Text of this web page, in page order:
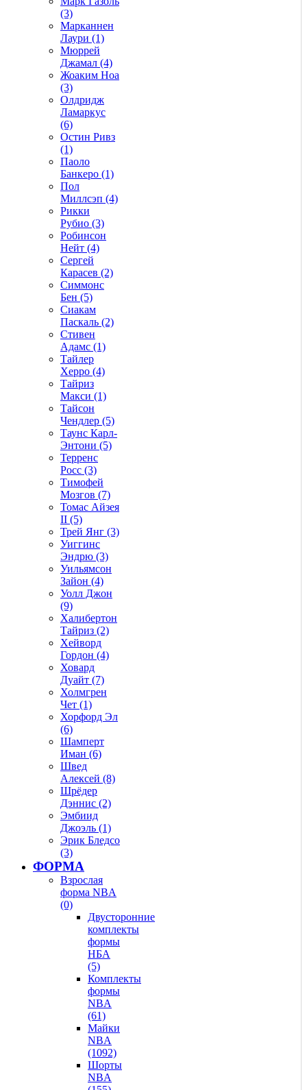
(3)
Марканнен
Лаури (1)
Мюррей
Джамал (4)
Жоаким Ноа
(3)
Олдридж
Ламаркус
(6)
Остин Ривз
(1)
Паоло
Банкеро (1)
Пол
Миллсэп (4)
Рикки
Рубио (3)
Робинсон
Нейт (4)
Сергей
Карасев (2)
Симмонс
Бен (5)
Сиакам
Паскаль (2)
Стивен
Адамс (1)
Тайлер
Херро (4)
Тайриз
Макси (1)
Тайсон
Чендлер (5)
Таунс Карл-
Энтони (5)
Терренс
Росс (3)
Тимофей
Мозгов (7)
Томас Айзея
II (5)
Трей Янг (3)
Уиггинс
Эндрю (3)
Уильямсон
Зайон (4)
Уолл Джон
(9)
Халибертон
Тайриз (2)
Хейворд
Гордон (4)
Ховард
Дуайт (7)
Холмгрен
Чет (1)
Хорфорд Эл
(6)
Шамперт
Иман (6)
Швед
Алексей (8)
Шрёдер
Дэннис (2)
Эмбиид
Джоэль (1)
Эрик Бледсо
(3)
ФОРМА
Взрослая
форма NBA
(0)
Двусторонние
комплекты
формы
НБА
(5)
Комплекты
формы
NBA
(61)
Майки
NBA
(1092)
Шорты
NBA